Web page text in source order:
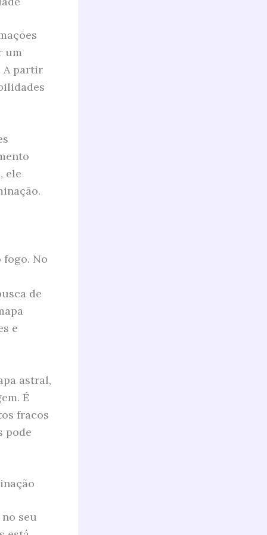
um
A partir
ele
No
de
e
astral,
É
fracos
pode
seu